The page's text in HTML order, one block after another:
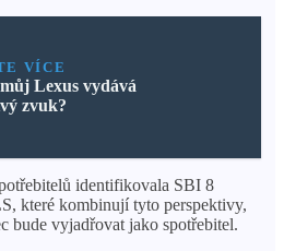
VÍCE
Lexus vydává
zvuk?
identifikovala SBI 8
které kombinují tyto perspektivy,
bude vyjadřovat jako spotřebitel.